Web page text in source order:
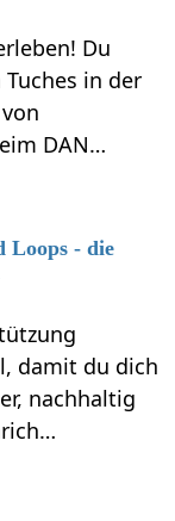
Du
in der
DAN…
Loops - die
damit du dich
nachhaltig